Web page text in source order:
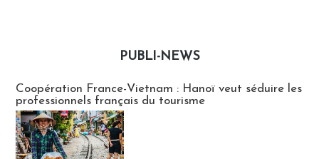
PUBLI-NEWS
Coopération France-Vietnam : Hanoï veut séduire les
professionnels français du tourisme